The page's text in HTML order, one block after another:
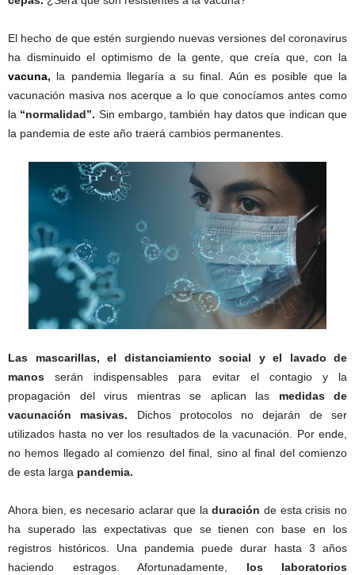
El hecho de que estén surgiendo nuevas versiones del coronavirus
ha disminuido el optimismo de la gente, que creía que, con la
vacuna, la pandemia llegaría a su final. Aún es posible que la
vacunación masiva nos acerque a lo que conocíamos antes como
la “normalidad”. Sin embargo, también hay datos que indican que
la pandemia de este año traerá cambios permanentes.
Las mascarillas, el distanciamiento social y el lavado de
manos serán indispensables para evitar el contagio y la
propagación del virus mientras se aplican las medidas de
vacunación masivas. Dichos protocolos no dejarán de ser
utilizados hasta no ver los resultados de la vacunación. Por ende,
no hemos llegado al comienzo del final, sino al final del comienzo
de esta larga pandemia.
Ahora bien, es necesario aclarar que laduración de esta crisis no
ha superado las expectativas que se tienen con base en los
registros históricos. Una pandemia puede durar hasta 3 años
haciendo estragos. Afortunadamente, los laboratorios